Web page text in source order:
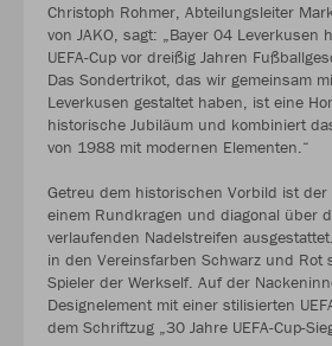
Christoph Rohmer, Abteilungsleiter
von JAKO, sagt: „Bayer 04 Leverkusen
UEFA-Cup vor dreißig Jahren
Das Sondertrikot, das wir gemeinsam
Leverkusen gestaltet haben, ist eine
historische Jubiläum und kombiniert
von 1988 mit modernen Elementen.“
Getreu dem historischen Vorbild ist
einem Rundkragen und diagonal über
verlaufenden Nadelstreifen
in den Vereinsfarben Schwarz und Rot
Spieler der Werkself. Auf der
Designelement mit einer stilisierten
dem Schriftzug „30 Jahre UEFA-Cup-